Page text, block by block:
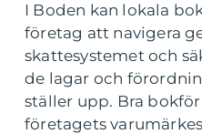
I Boden kan lokala
företag att navigera
skattesystemet och
de lagar och
ställer upp. Bra
företagets